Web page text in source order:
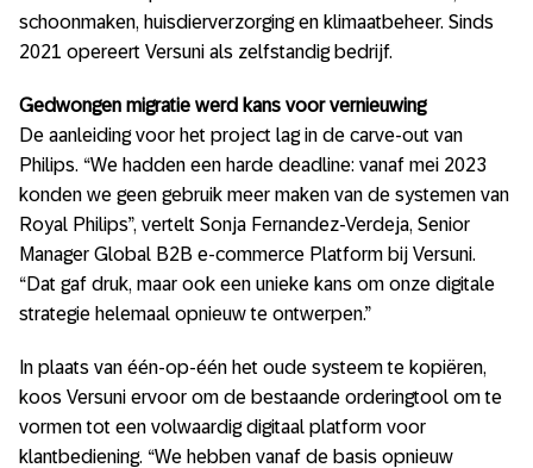
schoonmaken, huisdierverzorging en klimaatbeheer. Sinds
2021 opereert Versuni als zelfstandig bedrijf.
Gedwongen migratie werd kans voor vernieuwing
De aanleiding voor het project lag in de carve-out van
Philips. “We hadden een harde deadline: vanaf mei 2023
konden we geen gebruik meer maken van de systemen van
Royal Philips”, vertelt Sonja Fernandez-Verdeja, Senior
Manager Global B2B e-commerce Platform bij Versuni.
“Dat gaf druk, maar ook een unieke kans om onze digitale
strategie helemaal opnieuw te ontwerpen.”
In plaats van één-op-één het oude systeem te kopiëren,
koos Versuni ervoor om de bestaande orderingtool om te
vormen tot een volwaardig digitaal platform voor
klantbediening. “We hebben vanaf de basis opnieuw